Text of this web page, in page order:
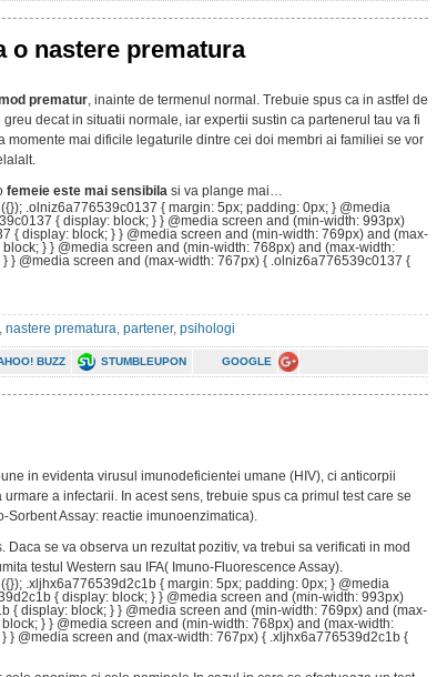
o nastere prematura
prematur, inainte de termenul normal. Trebuie spus ca in astfel de
decat in situatii normale, iar expertii sustin ca partenerul tau va fi
mai dificile legaturile dintre cei doi membri ai familiei se vor
femeie este mai sensibila si va plange mai…
.olniz6a776539c0137 { margin: 5px; padding: 0px; } @media
{ display: block; } } @media screen and (min-width: 993px)
{ display: block; } } @media screen and (min-width: 769px) and (max-
} } @media screen and (min-width: 768px) and (max-width:
} @media screen and (max-width: 767px) { .olniz6a776539c0137 {
, nastere prematura, partener, psihologi
BUZZ STUMBLEUPON GOOGLE
in evidenta virusul imunodeficientei umane (HIV), ci anticorpii
a infectarii. In acest sens, trebuie spus ca primul test care se
Sorbent Assay: reactie imunoenzimatica).
Daca se va observa un rezultat pozitiv, va trebui sa verificati in mod
testul Western sau IFA( Imuno-Fluorescence Assay).
.xljhx6a776539d2c1b { margin: 5px; padding: 0px; } @media
{ display: block; } } @media screen and (min-width: 993px)
{ display: block; } } @media screen and (min-width: 769px) and (max-
} } @media screen and (min-width: 768px) and (max-width:
} @media screen and (max-width: 767px) { .xljhx6a776539d2c1b {